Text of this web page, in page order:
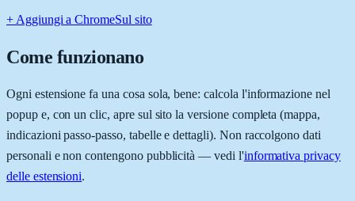
+ Aggiungi a ChromeSul sito
Come funzionano
Ogni estensione fa una cosa sola, bene: calcola l'informazione nel
popup e, con un clic, apre sul sito la versione completa (mappa,
indicazioni passo-passo, tabelle e dettagli). Non raccolgono dati
personali e non contengono pubblicità — vedi l'informativa privacy
delle estensioni.